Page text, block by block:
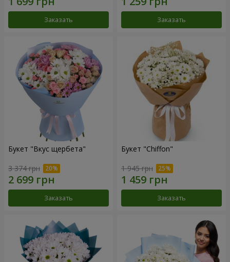
Заказать Заказать
Букет "Вкус щербета"
3 374 грн
Заказать
Букет "Chiffon"
1 945 грн
Заказать